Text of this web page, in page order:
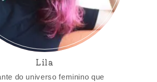
Lila
do universo feminino que